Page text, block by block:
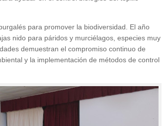
para promover la biodiversidad. El año
nido para páridos y murciélagos, especies muy
demuestran el compromiso continuo de
y la implementación de métodos de control